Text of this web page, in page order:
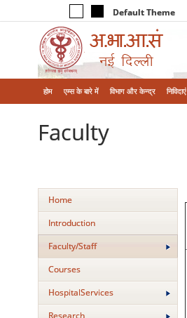
Default Theme
होम एम्‍स के बारे में विभाग और केन्‍द्र निविदाएं
Faculty
Home
Introduction
Faculty/Staff
Courses
HospitalServices
Research